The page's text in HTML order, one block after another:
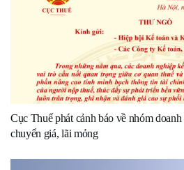
Cục Thuế phát cảnh báo về nhóm
chuyển giá, lãi mỏng